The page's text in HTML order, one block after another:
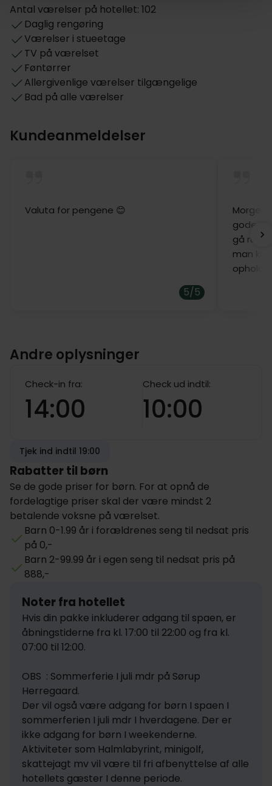
Antal værelser på hotellet: 102
Daglig rengøring
Værelser i stueetage
TV på værelset
Føntørrer
Allergivenlige værelser tilgængelige
Bad på alle værelser
Kundeanmeldelser
Valuta for pengene 😊
5/5
gode
gå
man
ophold
Andre oplysninger
Check-in fra:
14:00
Check ud indtil:
10:00
Tjek ind indtil 19:00
Rabatter til børn
Se de gode priser for børn. For at opnå de
fordelagtige priser skal der være mindst 2
betalende voksne på værelset.
Barn 0-1.99 år i forældrenes seng til nedsat pris
på 0,-
Barn 2-99.99 år i egen seng til nedsat pris på
888,-
Noter fra hotellet
Hvis din pakke inkluderer adgang til spaen, er
åbningstiderne fra kl. 17:00 til 22:00 og fra kl.
07:00 til 12:00.
OBS  : Sommerferie I juli mdr på Sørup
Herregaard.
Der vil også være adgang for børn I spaen I
sommerferien I juli mdr I hverdagene. Der er
ikke adgang for børn I weekenderne.
Aktiviteter som Halmlabyrint, minigolf,
skattejagt mv vil være til fri afbenyttelse af alle
hotellets gæster I denne periode.